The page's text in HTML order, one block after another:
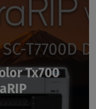
Tx700